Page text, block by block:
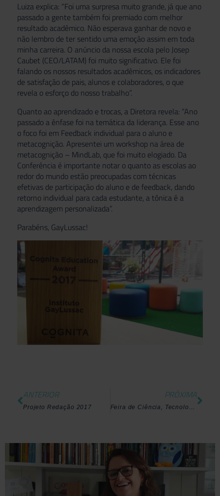
Luiza explica: “Foi uma surpresa muito grande, já que ano
passado a gente também foi premiado com melhor
resultado acadêmico. Não esperava ganhar de novo e
não lembro de ter sentido uma emoção assim em toda
minha carreira. O anúncio da nossa escola pelo Josep
Caubet (CEO/LATAM) foi muito significativo. Ele foi
falando os nossos resultados acadêmicos, os indicadores
de satisfação de pais, alunos e colaboradores, o que
revela o esforço do nosso trabalho”.
Quanto ao aprendizado e trocas, a Diretora revela: “Ano
passado a ênfase foi na temática da liderança. Esse ano
o foco foi em Feedback individual para o aluno e
metacognição. Apresentei um workshop na área de
metacognição – MindLab, que foi muito elogiado. Da
Conferência é importante notar o quanto as escolas ao
redor do mundo estão preocupadas com técnicas
efetivas de participação do aluno e de feedback, dando
retorno individual para cada estudante, a tônica é a
aprendizagem personalizada”.
Parabéns, GayLussac!
ANTERIOR
Projeto Redação 2017
PRÓXIMA